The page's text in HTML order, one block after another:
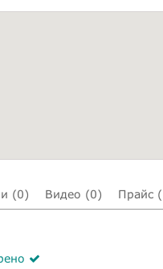
(0) Видео (0) Прайс